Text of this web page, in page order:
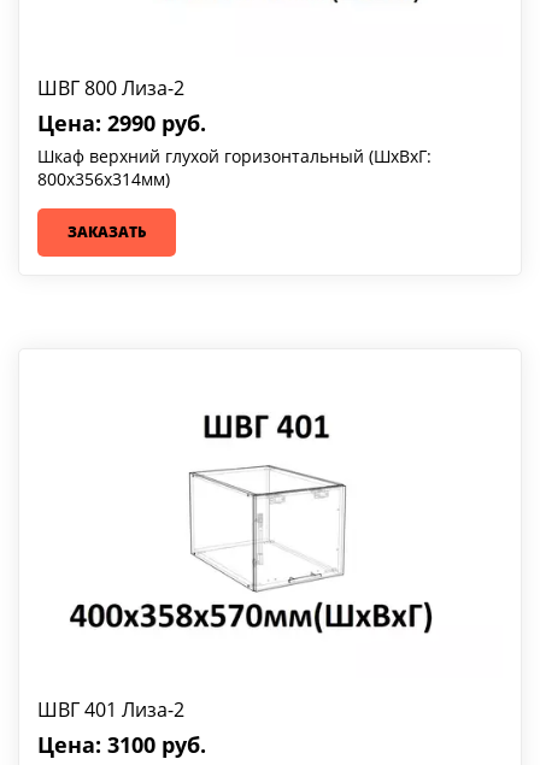
ШВГ 800 Лиза-2
Цена: 2990 руб.
Шкаф верхний глухой горизонтальный (ШхВхГ:
800х356х314мм)
ЗАКАЗАТЬ
ШВГ 401 Лиза-2
Цена: 3100 руб.